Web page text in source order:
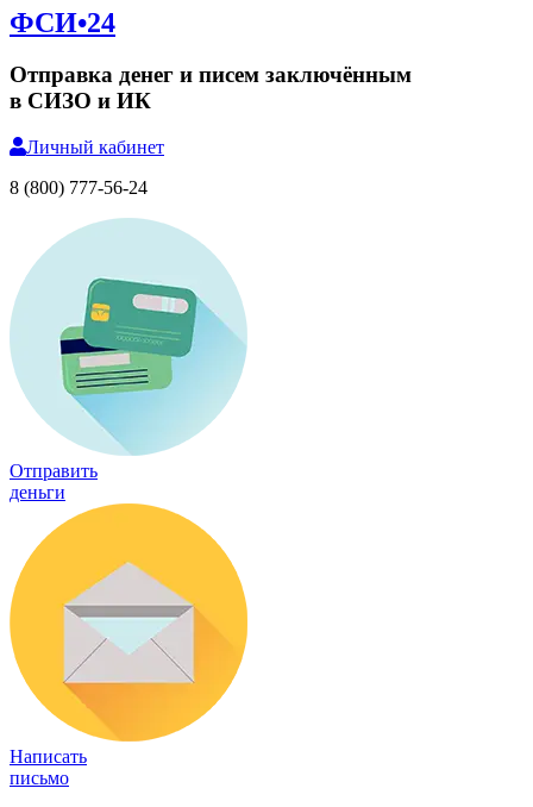
ФСИ•24
Отправка денег и писем заключённым
в СИЗО и ИК
Личный кабинет
8 (800) 777-56-24
Отправить
деньги
Написать
письмо